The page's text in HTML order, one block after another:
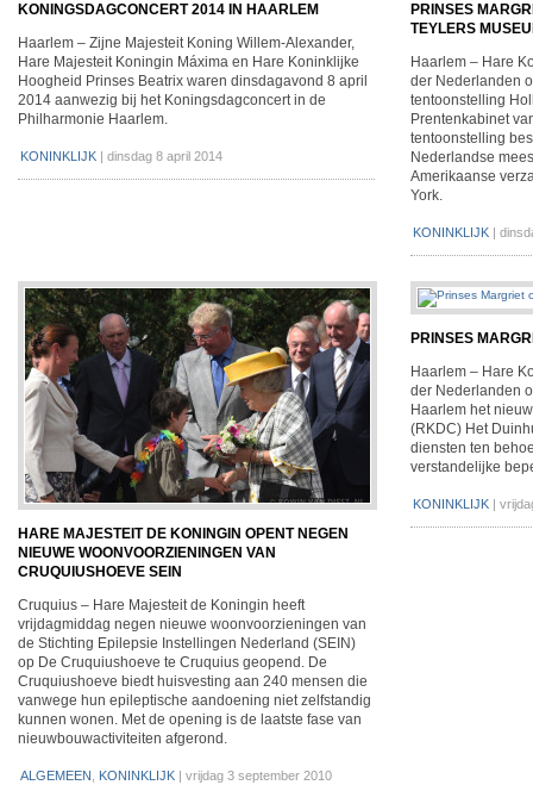
KONINGSDAGCONCERT 2014 IN HAARLEM
Haarlem – Zijne Majesteit Koning Willem-Alexander,
Hare Majesteit Koningin Máxima en Hare Koninklijke
Hoogheid Prinses Beatrix waren dinsdagavond 8 april
2014 aanwezig bij het Koningsdagconcert in de
Philharmonie Haarlem.
KONINKLIJK | dinsdag 8 april 2014
PRINSES
TEYLERS
Haarlem – Hare
der Nederlanden
tentoonstelling
Prentenkabinet
tentoonstelling
Nederlandse
Amerikaanse
York.
KONINKLIJK |
HARE MAJESTEIT DE KONINGIN OPENT NEGEN
NIEUWE WOONVOORZIENINGEN VAN
CRUQUIUSHOEVE SEIN
Cruquius – Hare Majesteit de Koningin heeft
vrijdagmiddag negen nieuwe woonvoorzieningen van
de Stichting Epilepsie Instellingen Nederland (SEIN)
op De Cruquiushoeve te Cruquius geopend. De
Cruquiushoeve biedt huisvesting aan 240 mensen die
vanwege hun epileptische aandoening niet zelfstandig
kunnen wonen. Met de opening is de laatste fase van
nieuwbouwactiviteiten afgerond.
ALGEMEEN KONINKLIJK | vrijdag 3 september 2010
PRINSES
Haarlem – Hare
der Nederlanden
Haarlem het
(RKDC) Het
diensten ten
verstandelijke
KONINKLIJK |